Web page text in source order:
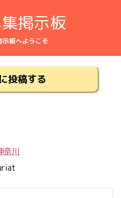
掲示板
示板へようこそ
投稿する
奈川